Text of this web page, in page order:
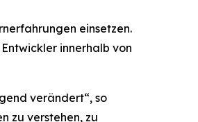
einsetzen.
innerhalb von
verändert“, so
zu verstehen, zu